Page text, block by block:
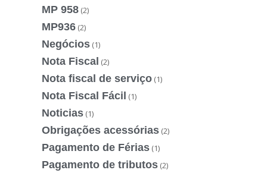
MP 958 (2)
MP936 (2)
Negócios (1)
Nota Fiscal (2)
Nota fiscal de serviço (1)
Nota Fiscal Fácil (1)
Noticias (1)
Obrigações acessórias (2)
Pagamento de Férias (1)
Pagamento de tributos (2)